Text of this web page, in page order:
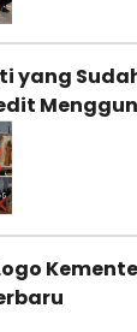
yang